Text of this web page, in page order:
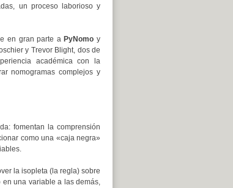
un proceso laborioso y
en gran parte a PyNomo y
y Trevor Blight, dos de
académica con la
nomogramas complejos y
fomentan la comprensión
como una «caja negra»
la isopleta (la regla) sobre
una variable a las demás,